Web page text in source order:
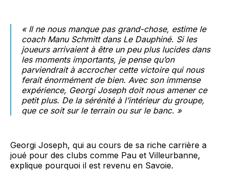
« Il ne nous manque pas grand-chose, estime le
coach Manu Schmitt dans Le Dauphiné. Si les
joueurs arrivaient à être un peu plus lucides dans
les moments importants, je pense qu’on
parviendrait à accrocher cette victoire qui nous
ferait énormément de bien. Avec son immense
expérience, Georgi Joseph doit nous amener ce
petit plus. De la sérénité à l’intérieur du groupe,
que ce soit sur le terrain ou sur le banc. »
Georgi Joseph, qui au cours de sa riche carrière a
joué pour des clubs comme Pau et Villeurbanne,
explique pourquoi il est revenu en Savoie.